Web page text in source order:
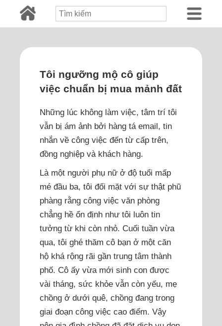
Tôi ngưỡng mộ cô giúp
việc chuẩn bị mua mảnh đất
Những lúc không làm việc, tâm trí tôi
vẫn bị ám ảnh bởi hàng tá email, tin
nhắn về công việc đến từ cấp trên,
đồng nghiệp và khách hàng.
Là một người phụ nữ ở độ tuổi mấp
mé đầu ba, tôi đối mặt với sự thật phũ
phàng rằng công việc văn phòng
chẳng hề ổn định như tôi luôn tin
tưởng từ khi còn nhỏ. Cuối tuần vừa
qua, tôi ghé thăm cô bạn ở một căn
hộ khá rộng rãi gần trung tâm thành
phố. Cô ấy vừa mới sinh con được
vài tháng, sức khỏe vẫn còn yếu, mẹ
chồng ở dưới quê, chồng đang trong
giai đoạn công việc cao điểm. Vậy